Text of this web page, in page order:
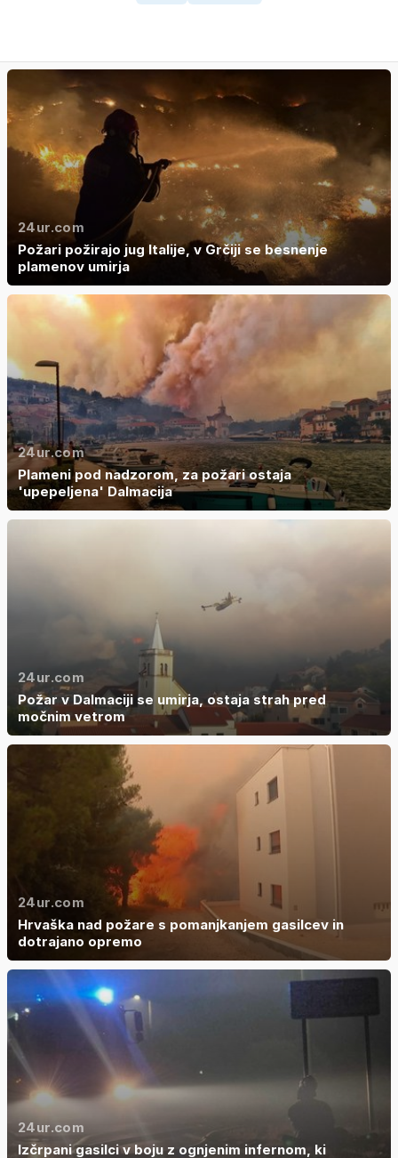
24ur.com
Požari požirajo jug Italije, v Grčiji se besnenje
plamenov umirja
24ur.com
Plameni pod nadzorom, za požari ostaja
'upepeljena' Dalmacija
24ur.com
Požar v Dalmaciji se umirja, ostaja strah pred
močnim vetrom
24ur.com
Hrvaška nad požare s pomanjkanjem gasilcev in
dotrajano opremo
24ur.com
Izčrpani gasilci v boju z ognjenim infernom, ki